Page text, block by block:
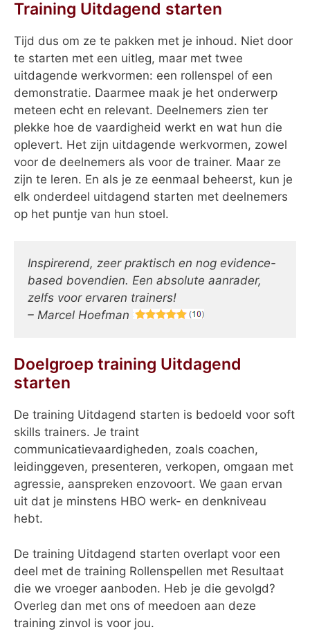
Training Uitdagend starten
Tijd dus om ze te pakken met je inhoud. Niet door
te starten met een uitleg, maar met twee
uitdagende werkvormen: een rollenspel of een
demonstratie. Daarmee maak je het onderwerp
meteen echt en relevant. Deelnemers zien ter
plekke hoe de vaardigheid werkt en wat hun die
oplevert. Het zijn uitdagende werkvormen, zowel
voor de deelnemers als voor de trainer. Maar ze
zijn te leren. En als je ze eenmaal beheerst, kun je
elk onderdeel uitdagend starten met deelnemers
op het puntje van hun stoel.
Inspirerend, zeer praktisch en nog evidence-
based bovendien. Een absolute aanrader,
zelfs voor ervaren trainers!
– Marcel Hoefman
Doelgroep training Uitdagend
starten
De training Uitdagend starten is bedoeld voor soft
skills trainers. Je traint
communicatievaardigheden, zoals coachen,
leidinggeven, presenteren, verkopen, omgaan met
agressie, aanspreken enzovoort. We gaan ervan
uit dat je minstens HBO werk- en denkniveau
hebt.
De training Uitdagend starten overlapt voor een
deel met de training Rollenspellen met Resultaat
die we vroeger aanboden. Heb je die gevolgd?
Overleg dan met ons of meedoen aan deze
training zinvol is voor jou.